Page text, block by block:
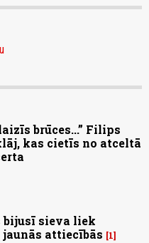
brūces...” Filips
kas cietīs no atceltā
bijusī sieva liek
attiecībās
1